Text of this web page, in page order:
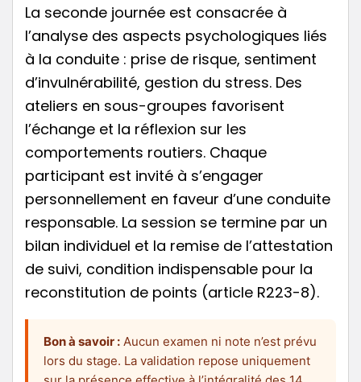
La seconde journée est consacrée à
l’analyse des aspects psychologiques liés
à la conduite : prise de risque, sentiment
d’invulnérabilité, gestion du stress. Des
ateliers en sous-groupes favorisent
l’échange et la réflexion sur les
comportements routiers. Chaque
participant est invité à s’engager
personnellement en faveur d’une conduite
responsable. La session se termine par un
bilan individuel et la remise de l’attestation
de suivi, condition indispensable pour la
reconstitution de points (article R223-8).
Bon à savoir : Aucun examen ni note n’est prévu
lors du stage. La validation repose uniquement